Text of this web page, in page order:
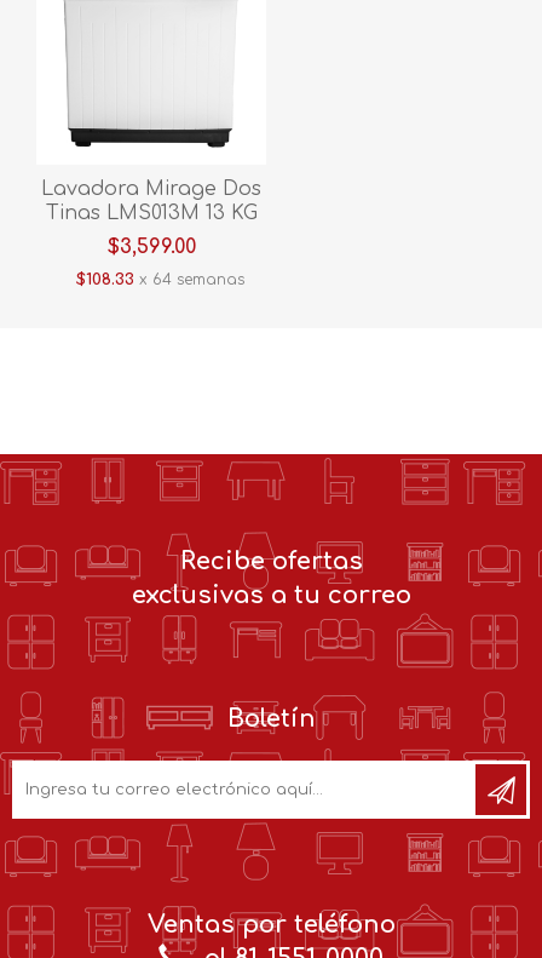
Lavadora Mirage Dos
Tinas LMS013M 13 KG
Blanco
$3,599.00
$108.33 x 64 semanas
Recibe ofertas
exclusivas a tu correo
Boletín
Ventas por teléfono